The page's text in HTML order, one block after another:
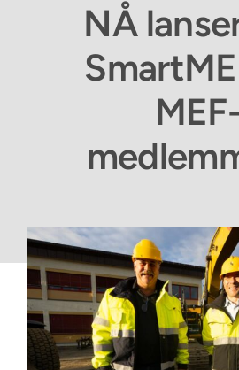
Personvernerklæring
Kontakt SmartDok
NÅ